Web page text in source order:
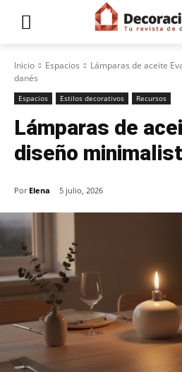
Inicio Espacios
Lámparas de aceite
danés
Espacios Estilos decorativos Recursos
Lámparas de
diseño
Por Elena 5 julio, 2026